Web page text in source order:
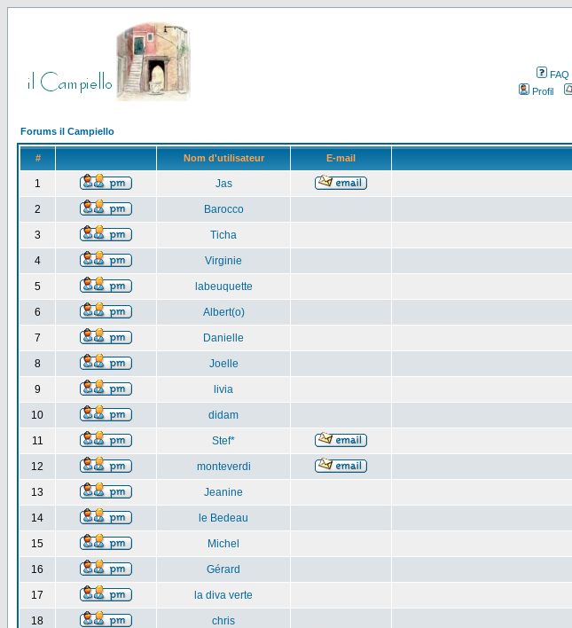
FAQ
Profil
Forums il Campiello
# Nom d'utilisateur E-mail
1 Jas
2 Barocco
3 Ticha
4 Virginie
5 labeuquette
6 Albert(o)
7 Danielle
8 Joelle
9 livia
10 didam
11 Stef*
12 monteverdi
13 Jeanine
14 le Bedeau
15 Michel
16 Gérard
17 la diva verte
18 chris